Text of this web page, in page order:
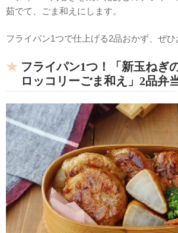
茹でて、ごま和えにします。
フライパン1つで仕上げる2品おかず、ぜひ
フライパン1つ！「新玉ねぎ
ロッコリーごま和え」2品弁